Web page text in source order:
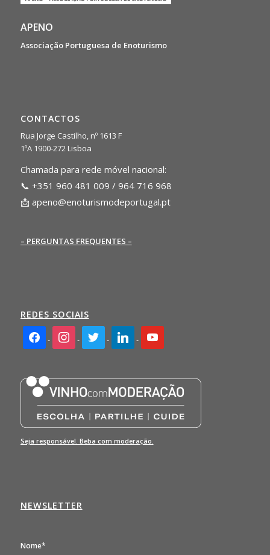
APENO
Associação Portuguesa de Enoturismo
CONTACTOS
Rua Jorge Castilho, nº 1613 F
1ºA 1900-272 Lisboa
Chamada para rede móvel nacional:
📞 +351 960 481 009 / 964 716 968
📩 apeno@enoturismodeportugal.pt
– PERGUNTAS FREQUENTES –
REDES SOCIAIS
facebook2instagramtwitter linkedin youtube
Seja responsável. Beba com moderação.
NEWSLETTER
Nome*